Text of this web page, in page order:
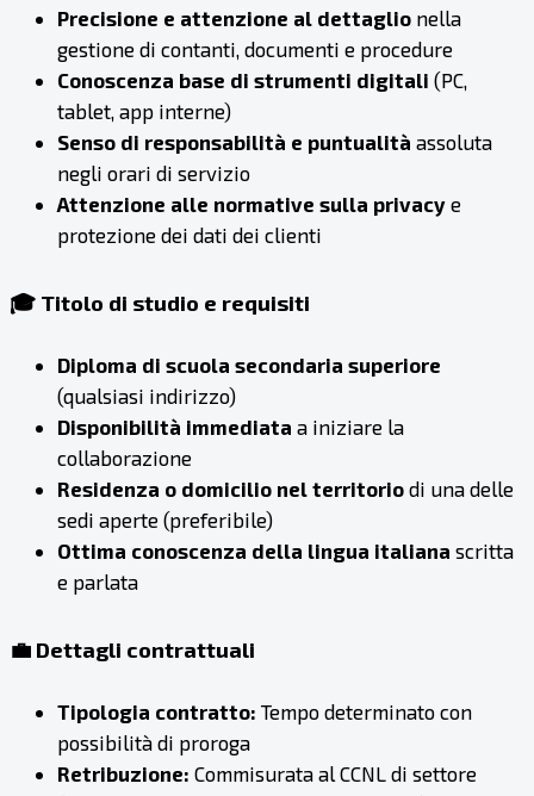
Precisione e attenzione al dettaglio nella
gestione di contanti, documenti e procedure
Conoscenza base di strumenti digitali (PC,
tablet, app interne)
Senso di responsabilità e puntualità assoluta
negli orari di servizio
Attenzione alle normative sulla privacy e
protezione dei dati dei clienti
🎓 Titolo di studio e requisiti
Diploma di scuola secondaria superiore
(qualsiasi indirizzo)
Disponibilità immediata a iniziare la
collaborazione
Residenza o domicilio nel territorio di una delle
sedi aperte (preferibile)
Ottima conoscenza della lingua italiana scritta
e parlata
💼 Dettagli contrattuali
Tipologia contratto: Tempo determinato con
possibilità di proroga
Retribuzione: Commisurata al CCNL di settore